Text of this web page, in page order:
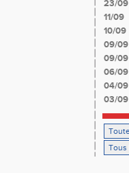
23/09
11/09
10/09
09/09
09/09
06/09
04/09
03/09